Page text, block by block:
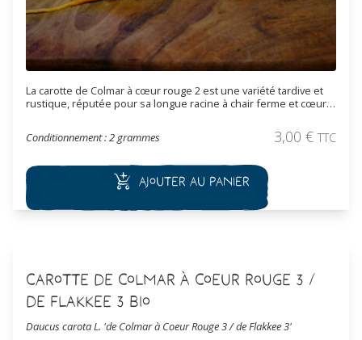
La carotte de Colmar à cœur rouge 2 est une variété tardive et
rustique, réputée pour sa longue racine à chair ferme et cœur
conservation hivernale et offre une excellente qualité gustative.
Semence reproductible.
Conditionnement : 2 grammes 3,00 € TTC
Ajouter au panier
Carotte de Colmar à Coeur Rouge 3 /
de Flakkee 3 Bio
Daucus carota L. 'de Colmar à Coeur Rouge 3 / de Flakkee 3'